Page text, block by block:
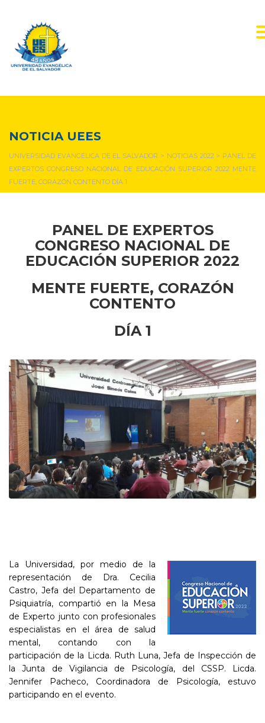
NOTICIA UEES
UNIVERSIDAD EVANGÉLICA DE EL SALVADOR > NOTICIAS 2022> PANEL DE
EXPERTOS CONGRESO NACIONAL DE EDUCACIÓN SUPERIOR 2022 MENTE
FUERTE, CORAZÓN CONTENTO DÍA 1
PANEL DE EXPERTOS
CONGRESO NACIONAL DE
EDUCACIÓN SUPERIOR 2022
MENTE FUERTE, CORAZÓN
CONTENTO
DÍA 1
La Universidad, por medio de la
representación de Dra. Cecilia
Castro, Jefa del Departamento de
Psiquiatría, compartió en la Mesa
de Experto junto con profesionales
especialistas en el área de salud
mental, contando con la
participación de la Licda. Ruth Luna, Jefa de Inspección de
la Junta de Vigilancia de Psicología, del CSSP. Licda.
Jennifer Pacheco, Coordinadora de Psicología, estuvo
participando en el evento.